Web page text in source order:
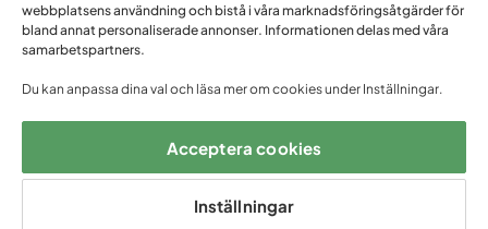
Följ oss på:
webbplatsens användning och bistå i våra marknadsföringsåtgärder för
bland annat personaliserade annonser. Informationen delas med våra
samarbetspartners.
Du kan anpassa dina val och läsa mer om cookies under Inställningar.
Acceptera cookies
Inställningar